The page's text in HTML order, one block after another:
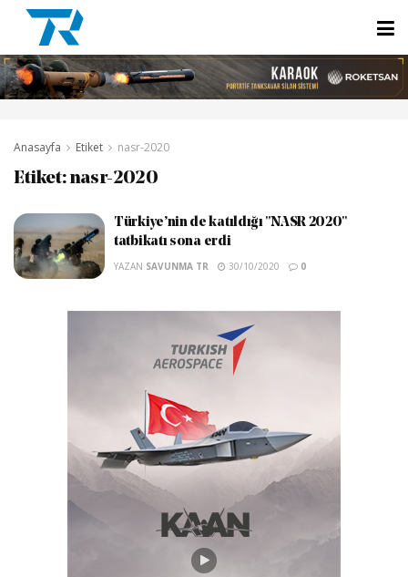
Anasayfa Etiket nasr-2020
Etiket: nasr-2020
Türkiye’nin de katıldığı "NASR 2020"
tatbikatı sona erdi
YAZAN SAVUNMA TR 30/10/2020 0